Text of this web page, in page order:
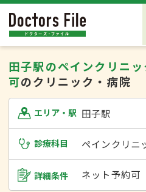
田子駅のペインクリニ
可のクリニック・病院
エリア・駅 田子駅
診療科目 ペインクリニ
詳細条件 ネット予約可